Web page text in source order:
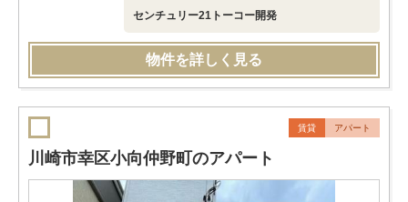
センチュリー21トーコー開発
物件を詳しく見る
賃貸 アパート
川崎市幸区小向仲野町のアパート